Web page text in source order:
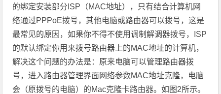
的绑定安装部分ISP（MAC地址），只有结合计算机网
络通过PPPoE拨号，其他电脑或路由器可以拨号，这是
最常见的原因，如果你不得不使用调制解调器拨号，ISP
的默认绑定你用来拨号路由器上的MAC地址的计算机，
解决这个问题的办法是：原来电脑可以管理路由器拨
号，进入路由器管理界面网络参数MAC地址克隆，电脑
会（原拨号的电脑）的Mac克隆卡路由器。如图2所示。